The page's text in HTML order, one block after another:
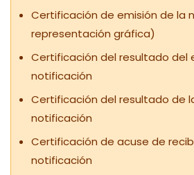
Certificación de emisión de la
representación gráfica)
Certificación del resultado del
notificación
Certificación del resultado de
notificación
Certificación de acuse de
notificación